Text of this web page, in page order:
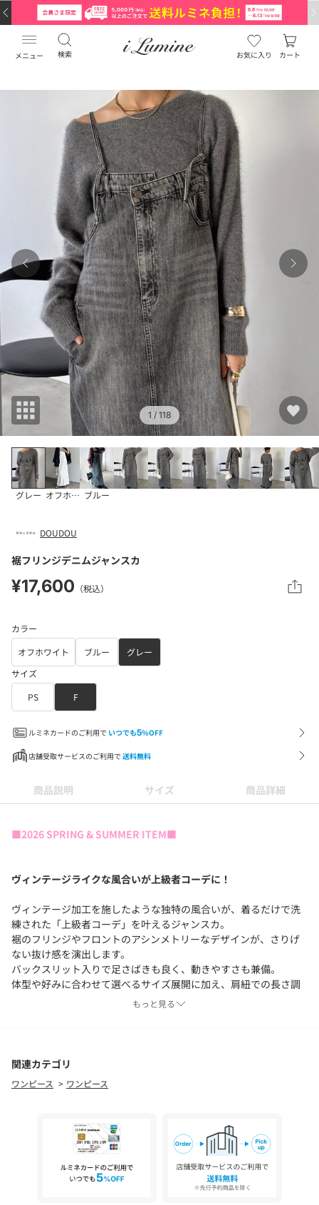
メニュー 検索 お気に入り カート
1/ 118
グレー オフホワイトブルー
DOUDOU
裾フリンジデニムジャンスカ
¥17,600 （税込）
カラー
オフホワイト
ブルー
グレー
サイズ
PS
F
ルミネカードのご利用で いつでも5%OFF
店舗受取サービスのご利用で 送料無料
商品説明 サイズ 商品詳細
■2026 SPRING & SUMMER ITEM■
ヴィンテージライクな風合いが上級者コーデに！
ヴィンテージ加工を施したような独特の風合いが、着るだけで洗
練された「上級者コーデ」を叶えるジャンスカ。
裾のフリンジやフロントのアシンメトリーなデザインが、さりげ
ない抜け感を演出します。
バックスリット入りで足さばきも良く、動きやすさも兼備。
体型や好みに合わせて選べるサイズ展開に加え、肩紐での長さ調
節も可能なため、幅広い身長の方に美しく着用いただけますよ。
・肩紐調調整可能
・サイズ展開あり！
伸縮性： なし
光沢感：なし
もっと見る
関連カテゴリ
ワンピース ワンピース